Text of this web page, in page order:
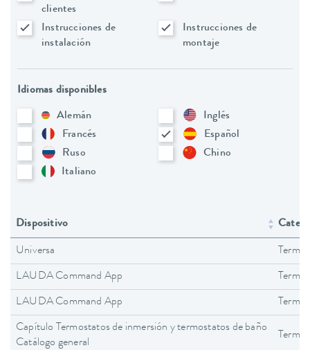
clientes
Instrucciones de
instalación
Instrucciones de
montaje
Idiomas disponibles
Alemán
Inglés
Francés
Español
Ruso
Chino
Italiano
Dispositivo
Universa
LAUDA Command App
LAUDA Command App
Capítulo Termostatos de inmersión y termostatos de baño
Catálogo general